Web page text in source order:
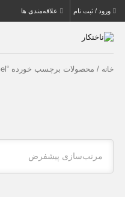
ورود / ثبت نام علاقه‌مندی ها
خانه / محصولات برچسب خورده “Lanci Bell Eyebrow Gel”
مرتب‌سازی پیشفرض